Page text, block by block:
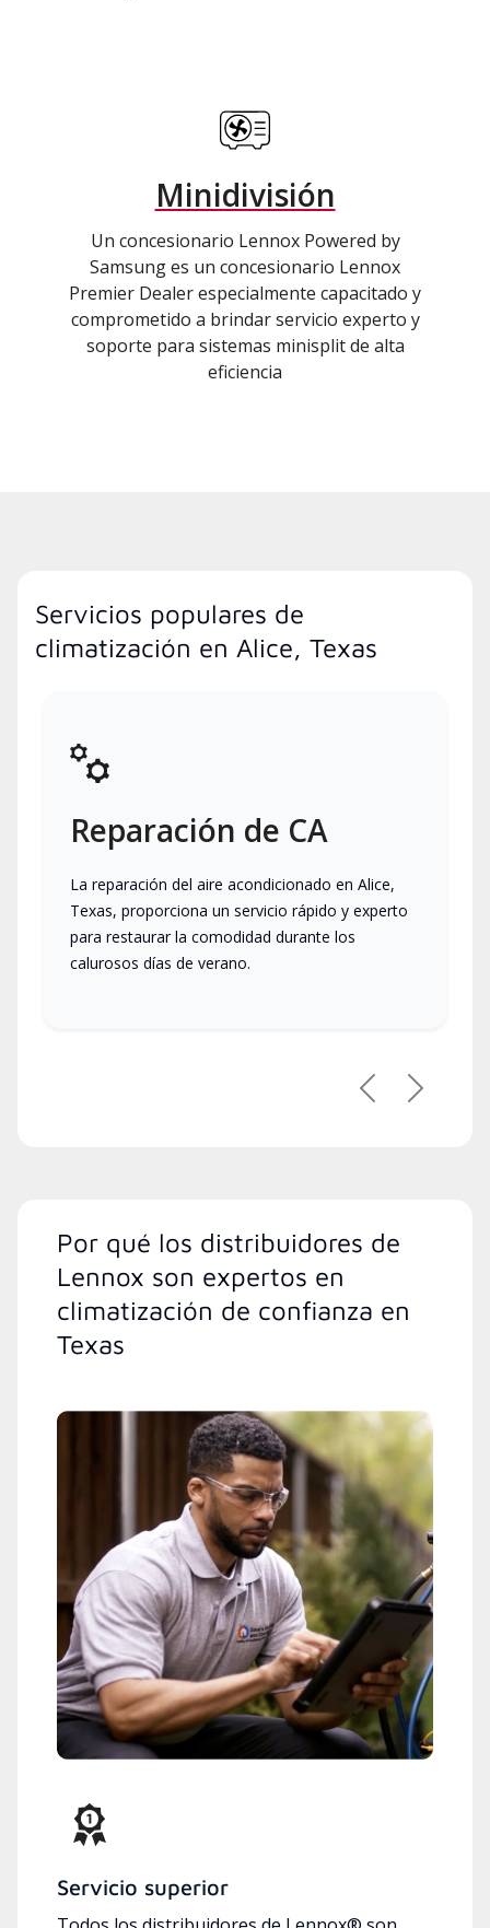
Minidivisión
Un concesionario Lennox Powered by
Samsung es un concesionario Lennox
Premier Dealer especialmente capacitado y
comprometido a brindar servicio experto y
soporte para sistemas minisplit de alta
eficiencia
Servicios populares de
climatización en Alice, Texas
Reparación de CA
La reparación del aire acondicionado en Alice,
Texas, proporciona un servicio rápido y experto
para restaurar la comodidad durante los
calurosos días de verano.
Anterior
Por qué los distribuidores de
Lennox son expertos en
climatización de confianza en
Texas
Servicio superior